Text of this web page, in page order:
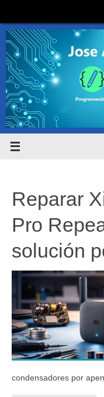
contenido
Reparar
Pro
solución
condensadores por